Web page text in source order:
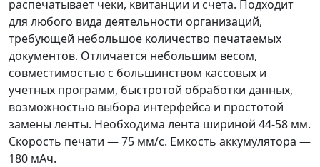
распечатывает чеки, квитанции и счета. Подходит
для любого вида деятельности организаций,
требующей небольшое количество печатаемых
документов. Отличается небольшим весом,
совместимостью с большинством кассовых и
учетных программ, быстротой обработки данных,
возможностью выбора интерфейса и простотой
замены ленты. Необходима лента шириной 44-58 мм.
Скорость печати — 75 мм/с. Емкость аккумулятора —
180 мАч.